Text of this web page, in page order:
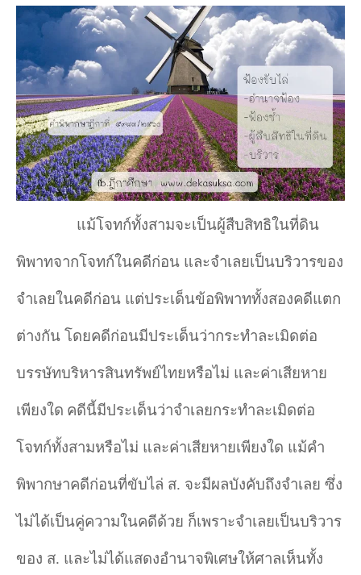
แม้โจทก์ทั้งสามจะเป็นผู้สืบสิทธิในที่ดิน
พิพาทจากโจทก์ในคดีก่อน และจำเลยเป็นบริวารของ
จำเลยในคดีก่อน แต่ประเด็นข้อพิพาททั้งสองคดีแตก
ต่างกัน โดยคดีก่อนมีประเด็นว่ากระทำละเมิดต่อ
บรรษัทบริหารสินทรัพย์ไทยหรือไม่ และค่าเสียหาย
เพียงใด คดีนี้มีประเด็นว่าจำเลยกระทำละเมิดต่อ
โจทก์ทั้งสามหรือไม่ และค่าเสียหายเพียงใด แม้คำ
พิพากษาคดีก่อนที่ขับไล่ ส. จะมีผลบังคับถึงจำเลย ซึ่ง
ไม่ได้เป็นคู่ความในคดีด้วย ก็เพราะจำเลยเป็นบริวาร
ของ ส. และไม่ได้แสดงอำนาจพิเศษให้ศาลเห็นทั้ง